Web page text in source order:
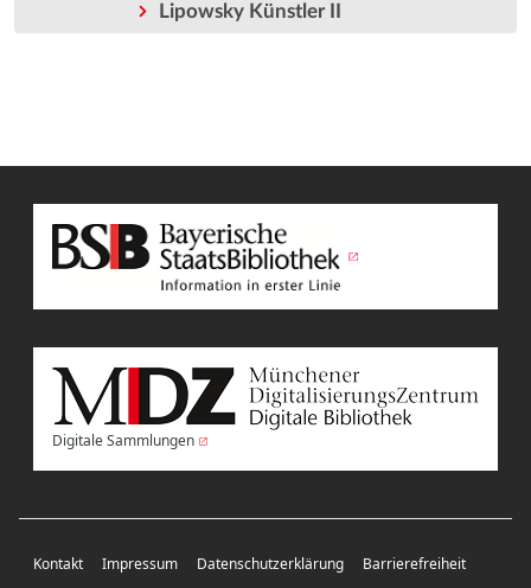
Lipowsky Künstler II
Digitale Sammlungen
Kontakt Impressum Datenschutzerklärung Barrierefreiheit